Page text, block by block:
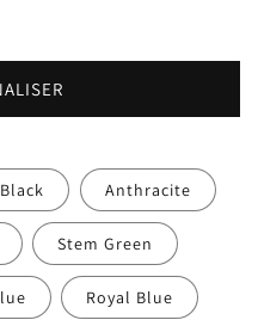
Black Anthracite
Stem Green
Royal Blue